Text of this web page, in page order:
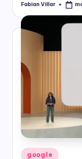
Publicado
Fabian Villar
Publicado
google